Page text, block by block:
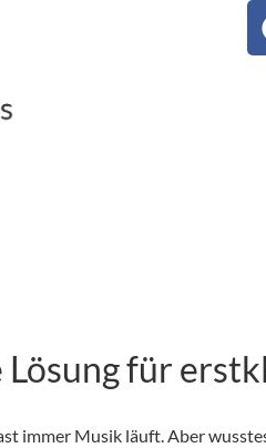
für
immer Musik läuft. Aber